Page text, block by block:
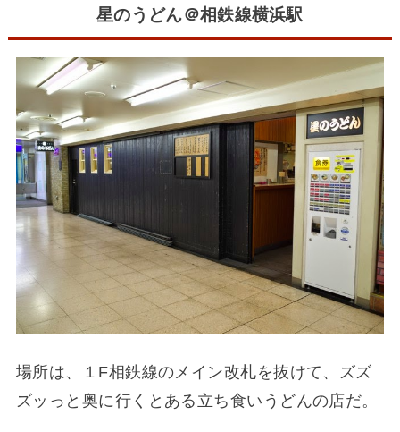
星のうどん＠相鉄線横浜駅
場所は、１F相鉄線のメイン改札を抜けて、ズズ
ズッっと奥に行くとある立ち食いうどんの店だ。